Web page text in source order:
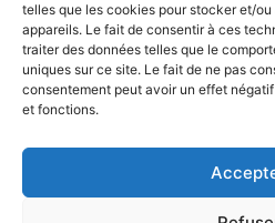
telles que les cookies pour stocker et/
appareils. Le fait de consentir à ces
traiter des données telles que le
uniques sur ce site. Le fait de ne pas
consentement peut avoir un effet
et fonctions.
Horaires d’ouverture au
Du 1er septembre au 30 juin
du lundi au vendredi de
Du 1er juillet au 31 août 2026